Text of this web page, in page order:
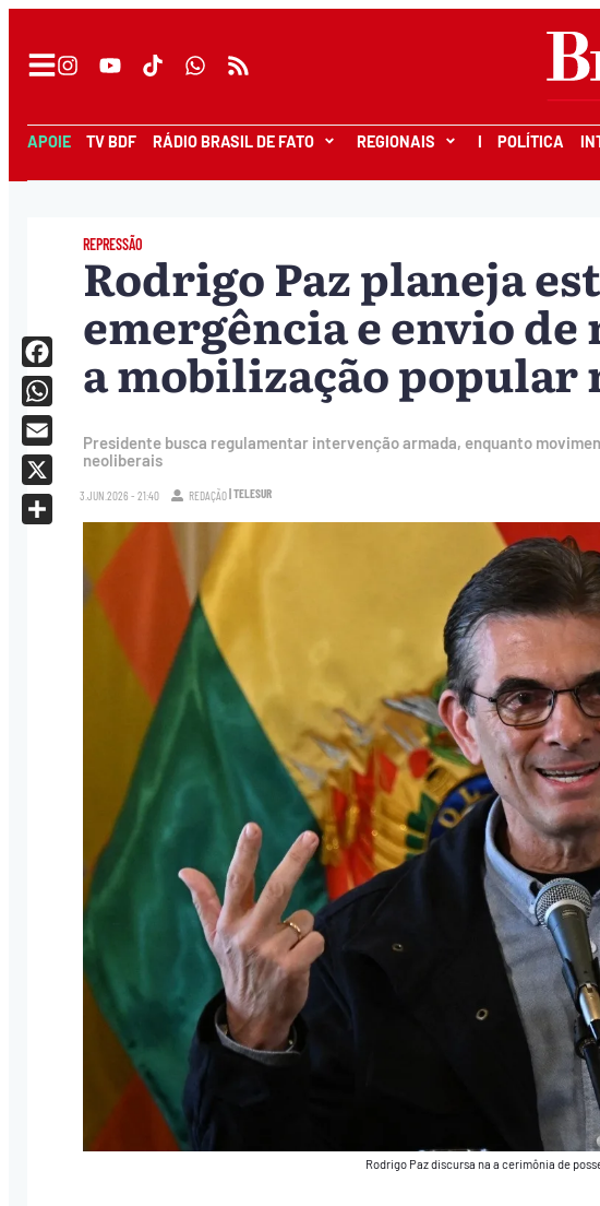
APOIE TV BDF RÁDIO BRASIL DE FATO REGIONAIS I POLÍTICA
REPRESSÃO
Rodrigo Paz planeja
emergência e envio
a mobilização popular
Presidente busca regulamentar intervenção armada, enquanto
neoliberais
3.JUN.2026 - 21:40 REDAÇÃO| TELESUR
Rodrigo Paz discursa na a cerimônia de
Facebook
WhatsApp
Email
X